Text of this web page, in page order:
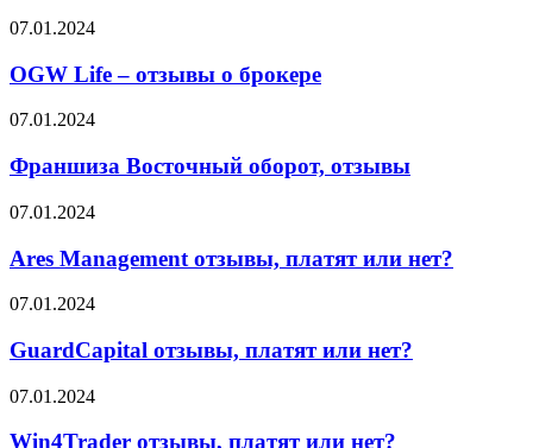
этом
партнёры
правда
миф?
OGW
–
отзывы
о
07.01.2024
OGW Life – отзывы о брокере
Франшиза
оборот,
отзывы
07.01.2024
Франшиза Восточный оборот, отзывы
Ares
отзывы,
платят
или
07.01.2024
Ares Management отзывы, платят или нет?
GuardCapital
платят
или
нет?
07.01.2024
GuardCapital отзывы, платят или нет?
Win4Trader
платят
07.01.2024
Win4Trader отзывы, платят или нет?